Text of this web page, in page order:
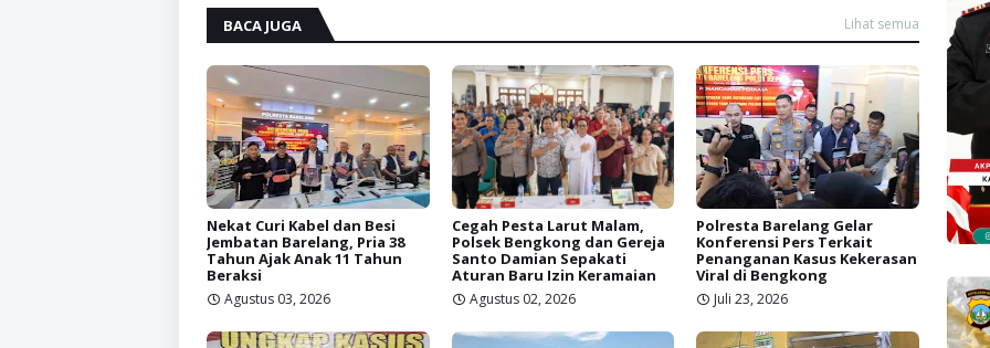
BACA JUGA Lihat semua
Nekat Curi Kabel dan Besi
Jembatan Barelang, Pria 38
Tahun Ajak Anak 11 Tahun
Beraksi
Agustus 03, 2026
Cegah Pesta Larut Malam,
Polsek Bengkong dan Gereja
Santo Damian Sepakati
Aturan Baru Izin Keramaian
Agustus 02, 2026
Polresta Barelang Gelar
Konferensi Pers Terkait
Penanganan Kasus Kekerasan
Viral di Bengkong
Juli 23, 2026